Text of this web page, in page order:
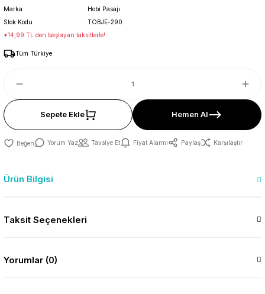
Marka
Hobi Pasajı
Stok Kodu
TOBJE-290
*14,99 TL den başlayan taksitlerle!
Tüm Türkiye
Sepete Ekle Hemen Al
Yorum Yaz Tavsiye Et Fiyat Alarmı Paylaş Karşılaştır
Ürün Bilgisi
Taksit Seçenekleri
Yorumlar (0)